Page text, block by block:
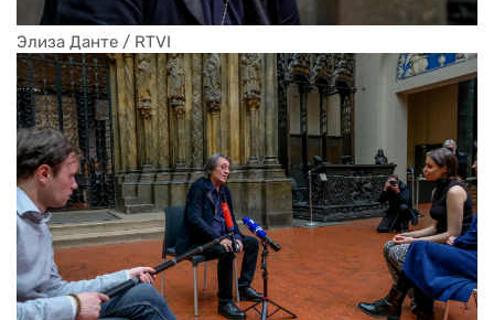
Элиза Данте / RTVI